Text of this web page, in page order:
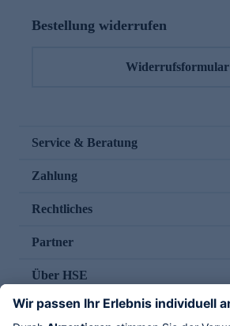
Bestellung widerrufen
Widerrufsformular
Service & Beratung
Zahlung
Rechtliches
Partner
Über HSE
Im TV